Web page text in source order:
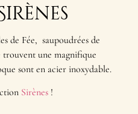
de Fée, saupoudrées de
trouvent une magnifique
sont en acier inoxydable.
Sirènes !